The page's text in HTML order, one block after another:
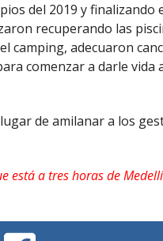
del 2019 y finalizando
recuperando las
camping, adecuaron
comenzar a darle vida
de amilanar a los
está a tres horas de